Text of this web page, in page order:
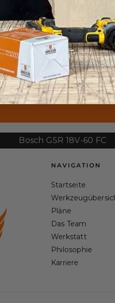
Ordnungsbox
schwarz
Perfekt um Ordnung
halten
Zum Werkzeug
Bosch GSR 18V-60 FC |
NAVIGATION
Startseite
Pläne
Das Team
Werkstatt
Philosophie
Karriere